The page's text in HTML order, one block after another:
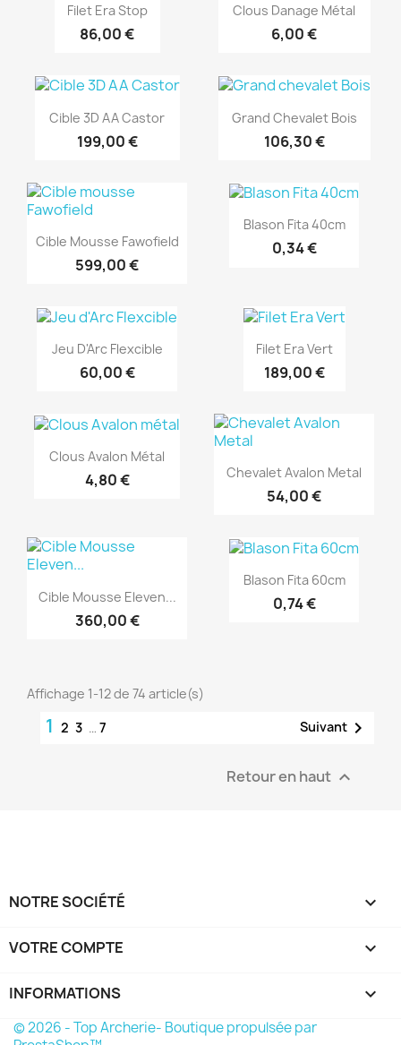
Filet Era Stop
86,00 €
Clous Danage Métal
6,00 €
Cible 3D AA Castor
199,00 €
Grand Chevalet Bois
106,30 €
Cible Mousse Fawofield
599,00 €
Blason Fita 40cm
0,34 €
Jeu D'Arc Flexcible
60,00 €
Filet Era Vert
189,00 €
Clous Avalon Métal
4,80 € Chevalet Avalon Metal
54,00 €
Cible Mousse Eleven...
360,00 €
Blason Fita 60cm
0,74 €
Affichage 1-12 de 74 article(s)
1 2 3 … 7 Suivant 
Retour en haut 
NOTRE SOCIÉTÉ 
VOTRE COMPTE 
INFORMATIONS keyboard_arrow_down
© 2026 - Top Archerie- Boutique propulsée par